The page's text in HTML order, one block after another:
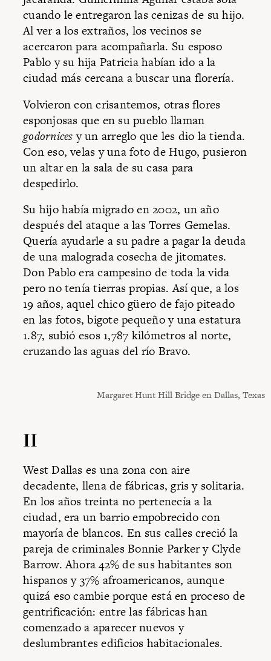
cuando le entregaron las cenizas de su hijo.
Al ver a los extraños, los vecinos se
acercaron para acompañarla. Su esposo
Pablo y su hija Patricia habían ido a la
ciudad más cercana a buscar una florería.
Volvieron con crisantemos, otras flores
esponjosas que en su pueblo llaman
godornicesy un arreglo que les dio la tienda.
Con eso, velas y una foto de Hugo, pusieron
un altar en la sala de su casa para
despedirlo.
Su hijo había migrado en 2002, un año
después del ataque a las Torres Gemelas.
Quería ayudarle a su padre a pagar la deuda
de una malograda cosecha de jitomates.
Don Pablo era campesino de toda la vida
pero no tenía tierras propias. Así que, a los
19 años, aquel chico güero de fajo piteado
en las fotos, bigote pequeño y una estatura
1.87, subió esos 1,787 kilómetros al norte,
cruzando las aguas del río Bravo.
Margaret Hunt Hill Bridge en Dallas, Texas
II
West Dallas es una zona con aire
decadente, llena de fábricas, gris y solitaria.
En los años treinta no pertenecía a la
ciudad, era un barrio empobrecido con
mayoría de blancos. En sus calles creció la
pareja de criminales Bonnie Parker y Clyde
Barrow. Ahora 42% de sus habitantes son
hispanos y 37% afroamericanos, aunque
quizá eso cambie porque está en proceso de
gentrificación: entre las fábricas han
comenzado a aparecer nuevos y
deslumbrantes edificios habitacionales.